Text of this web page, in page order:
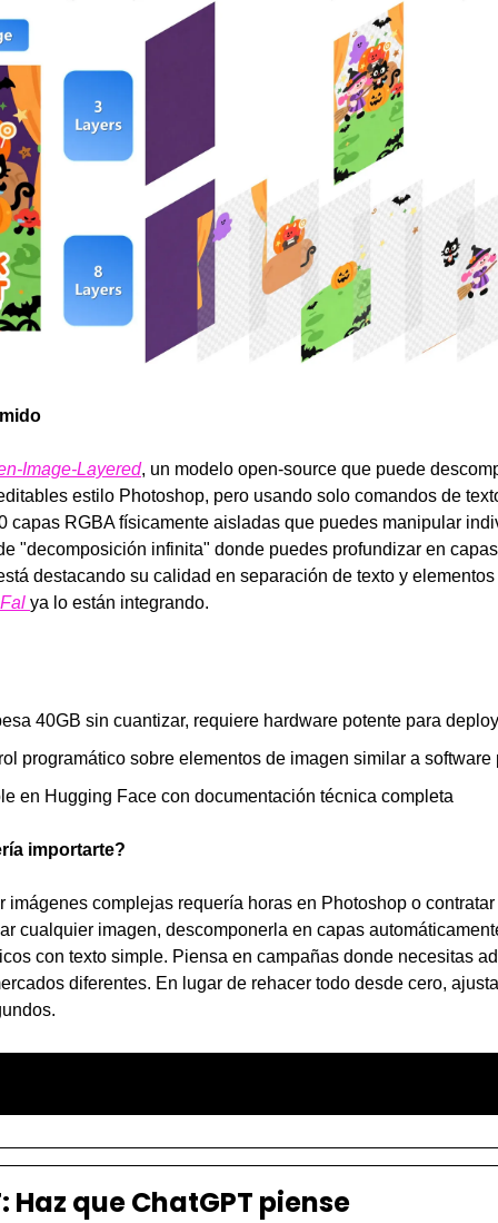
Image-Layered, un modelo open-source que puede
estilo Photoshop, pero usando solo comandos de
capas RGBA físicamente aisladas que puedes manipular
"decomposición infinita" donde puedes profundizar en
destacando su calidad en separación de texto y
Fal ya lo están integrando.
40GB sin cuantizar, requiere hardware potente para
programático sobre elementos de imagen similar a software
en Hugging Face con documentación técnica completa
importarte?
imágenes complejas requería horas en Photoshop o
cualquier imagen, descomponerla en capas
con texto simple. Piensa en campañas donde necesitas
diferentes. En lugar de rehacer todo desde cero,
Haz que ChatGPT piense